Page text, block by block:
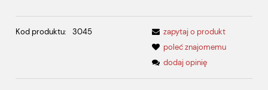
Kod produktu: 3045
zapytaj o produkt
poleć znajomemu
dodaj opinię